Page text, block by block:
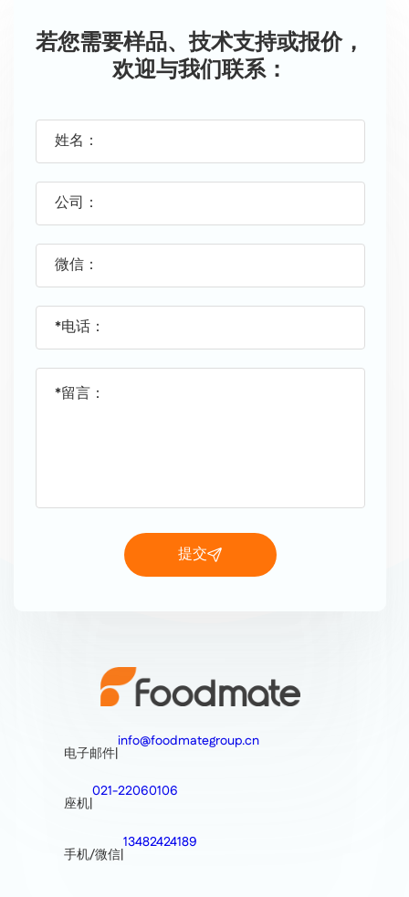
若您需要样品、技术支持或报价，
欢迎与我们联系：
姓名：
公司：
微信：
*电话：
*留言：
提交
电子邮件|
info@foodmategroup.cn
座机|
021-22060106
手机/微信|
13482424189